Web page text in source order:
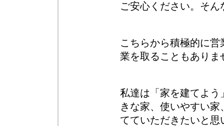
ご安心ください。そ
こちらから積極的に
業を取ることもありま
私達は「家を建てよ
きな家、使いやすい
てていただきたいと思